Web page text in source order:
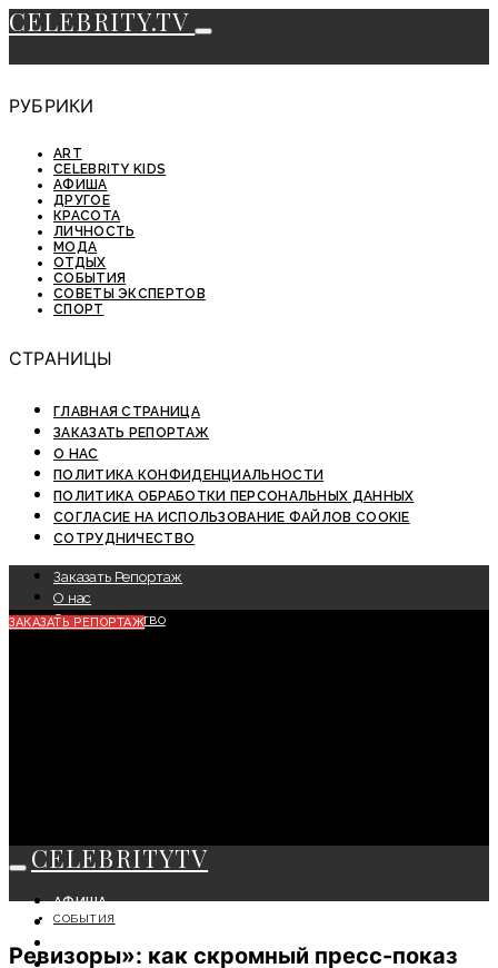
CELEBRITY.TV
РУБРИКИ
ART
CELEBRITY KIDS
АФИША
ДРУГОЕ
КРАСОТА
ЛИЧНОСТЬ
МОДА
ОТДЫХ
СОБЫТИЯ
СОВЕТЫ ЭКСПЕРТОВ
СПОРТ
СТРАНИЦЫ
ГЛАВНАЯ СТРАНИЦА
ЗАКАЗАТЬ РЕПОРТАЖ
О НАС
ПОЛИТИКА КОНФИДЕНЦИАЛЬНОСТИ
ПОЛИТИКА ОБРАБОТКИ ПЕРСОНАЛЬНЫХ ДАННЫХ
СОГЛАСИЕ НА ИСПОЛЬЗОВАНИЕ ФАЙЛОВ COOKIE
СОТРУДНИЧЕСТВО
Заказать Репортаж
О нас
Сотрудничество
ЗАКАЗАТЬ РЕПОРТАЖ
CELEBRITYTV
АФИША
СОБЫТИЯ
СОБЫТИЯ
Ревизоры»: как скромный пресс-показ